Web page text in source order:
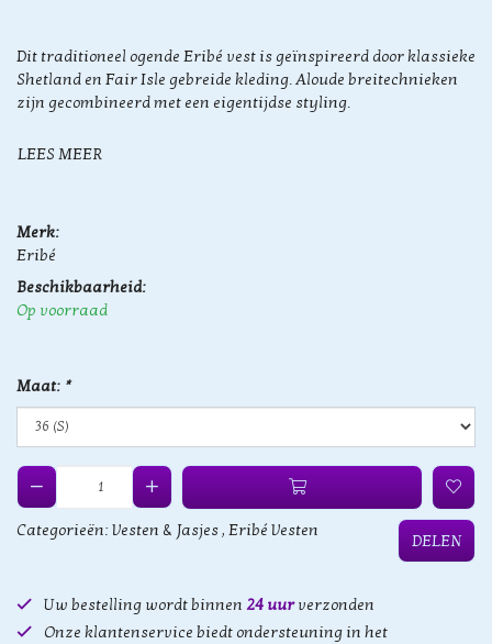
Dit traditioneel ogende Eribé vest is geïnspireerd door klassieke
Shetland en Fair Isle gebreide kleding. Aloude breitechnieken
zijn gecombineerd met een eigentijdse styling.
LEES MEER
Merk:
Eribé
Beschikbaarheid:
Op voorraad
Maat: *
Categorieën: Vesten & Jasjes, Eribé Vesten
DELEN
Uw bestelling wordt binnen 24 uurverzonden
Onze klantenservice biedt ondersteuning in het